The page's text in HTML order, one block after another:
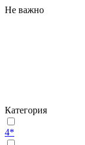
Не важно
Категория
4*